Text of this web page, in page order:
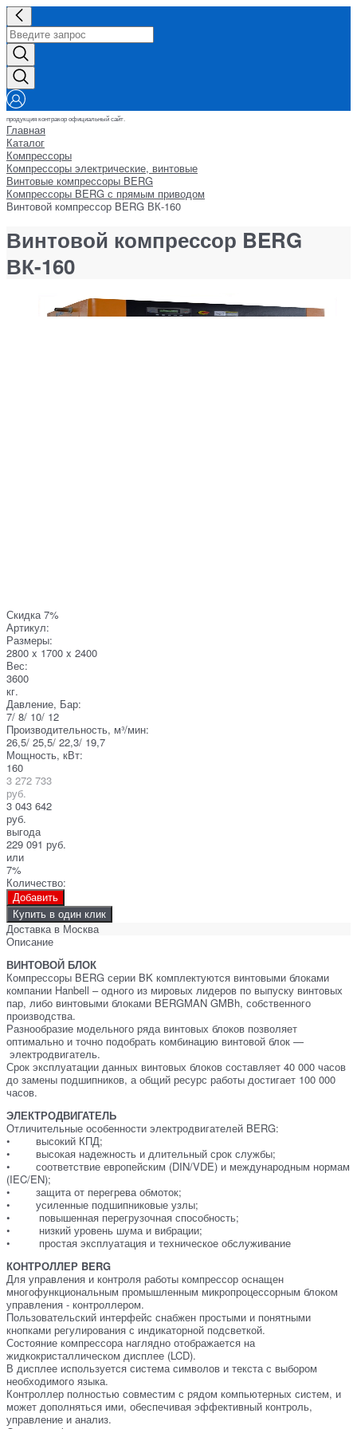
продукция контракор официальный сайт.
Главная
Каталог
Компрессоры
Компрессоры электрические, винтовые
Винтовые компрессоры BERG
Компрессоры BERG с прямым приводом
Винтовой компрессор BERG ВК-160
Винтовой компрессор BERG
ВК-160
Скидка 7%
Артикул:
Размеры:
2800 x 1700 x 2400
Вес:
3600
кг.
Давление, Бар:
7/ 8/ 10/ 12
Производительность, м³/мин:
26,5/ 25,5/ 22,3/ 19,7
Мощность, кВт:
160
3 272 733
руб.
3 043 642
руб.
выгода
229 091 руб.
или
7%
Количество:
Добавить
Купить в один клик
Доставка в Москва
Описание
ВИНТОВОЙ БЛОК
Компрессоры BERG серии BK комплектуются винтовыми блоками
компании Hanbell – одного из мировых лидеров по выпуску винтовых
пар, либо винтовыми блоками BERGMAN GMBh, собственного
производства.
Разнообразие модельного ряда винтовых блоков позволяет
оптимально и точно подобрать комбинацию винтовой блок —
электродвигатель.
Срок эксплуатации данных винтовых блоков составляет 40 000 часов
до замены подшипников, а общий ресурс работы достигает 100 000
часов.
ЭЛЕКТРОДВИГАТЕЛЬ
Отличительные особенности электродвигателей BERG:
• высокий КПД;
• высокая надежность и длительный срок службы;
• соответствие европейским (DIN/VDE) и международным нормам
(IEC/EN);
• защита от перегрева обмоток;
• усиленные подшипниковые узлы;
• повышенная перегрузочная способность;
• низкий уровень шума и вибрации;
• простая эксплуатация и техническое обслуживание
КОНТРОЛЛЕР BERG
Для управления и контроля работы компрессор оснащен
многофункциональным промышленным микропроцессорным блоком
управления - контроллером.
Пользовательский интерфейс снабжен простыми и понятными
кнопками регулирования с индикаторной подсветкой.
Состояние компрессора наглядно отображается на
жидкокристаллическом дисплее (LCD).
В дисплее используется система символов и текста с выбором
необходимого языка.
Контроллер полностью совместим с рядом компьютерных систем, и
может дополняться ими, обеспечивая эффективный контроль,
управление и анализ.